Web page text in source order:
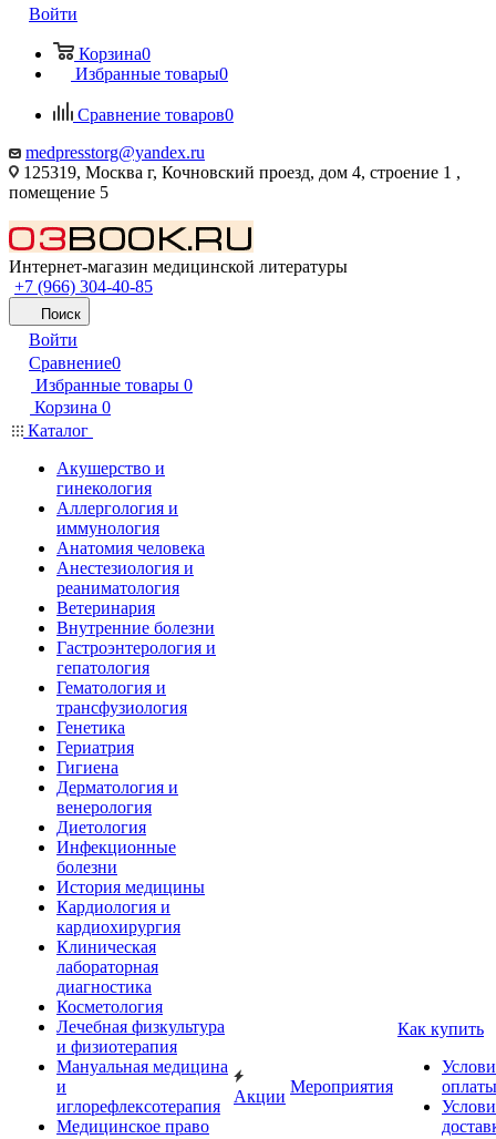
Войти
Корзина0
Избранные товары0
Сравнение товаров0
medpresstorg@yandex.ru
125319, Москва г, Кочновский проезд, дом 4, строение 1 ,
помещение 5
Интернет-магазин медицинской литературы
+7 (966) 304-40-85
Поиск
Войти
Сравнение0
Избранные товары 0
Корзина 0
Каталог
Акушерство и
гинекология
Аллергология и
иммунология
Анатомия человека
Анестезиология и
реаниматология
Ветеринария
Внутренние болезни
Гастроэнтерология и
гепатология
Гематология и
трансфузиология
Генетика
Гериатрия
Гигиена
Дерматология и
венерология
Диетология
Инфекционные
болезни
История медицины
Кардиология и
кардиохирургия
Клиническая
лабораторная
диагностика
Косметология
Лечебная физкультура
и физиотерапия
Мануальная медицина
и
иглорефлексотерапия
Медицинское право
Акции
Мероприятия
Как купить
оплаты